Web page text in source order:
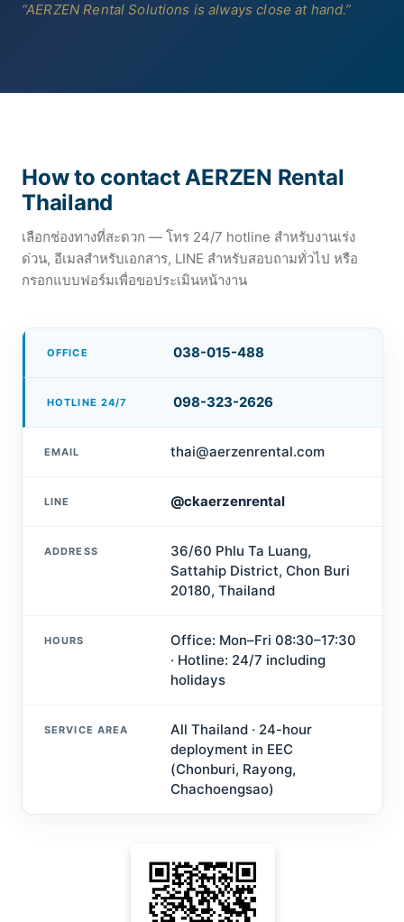
“AERZEN Rental Solutions is always close at hand.”
How to contact AERZEN Rental
Thailand
เลือกช่องทางที่สะดวก — โทร 24/7 hotline สำหรับงานเร่ง
ด่วน, อีเมลสำหรับเอกสาร, LINE สำหรับสอบถามทั่วไป หรือ
กรอกแบบฟอร์มเพื่อขอประเมินหน้างาน
OFFICE 038-015-488
HOTLINE 24/7 098-323-2626
EMAIL thai@aerzenrental.com
LINE @ckaerzenrental
ADDRESS
36/60 Phlu Ta Luang,
Sattahip District, Chon Buri
20180, Thailand
HOURS
Office: Mon–Fri 08:30–17:30
· Hotline: 24/7 including
holidays
SERVICE AREA
All Thailand · 24-hour
deployment in EEC
(Chonburi, Rayong,
Chachoengsao)